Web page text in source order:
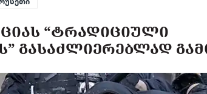
“ᲢᲠᲐᲓᲘᲪᲘᲣᲚᲘ
ᲒᲐᲡᲐᲫᲚᲘᲔᲠᲔᲑᲚᲐᲓ